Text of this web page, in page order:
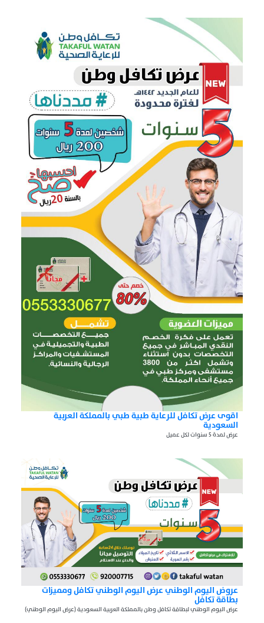
اقوى عرض تكافل للرعاية طبية طبي بالمملكة العربية
السعودية
عرض لمدة 5 سنوات لكل عميل
عروض اليوم الوطني عرض اليوم الوطني تكافل ومميزات
بطاقة تكافل
عرض اليوم الوطني لبطاقة تكافل وطن بالمملكة العربية السعودية (عرض اليوم الوطني)